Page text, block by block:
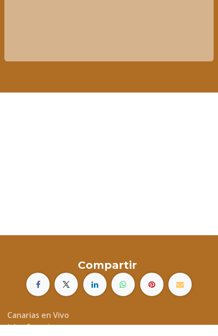
Compartir
Canarias en Vivo
Islas Canarias